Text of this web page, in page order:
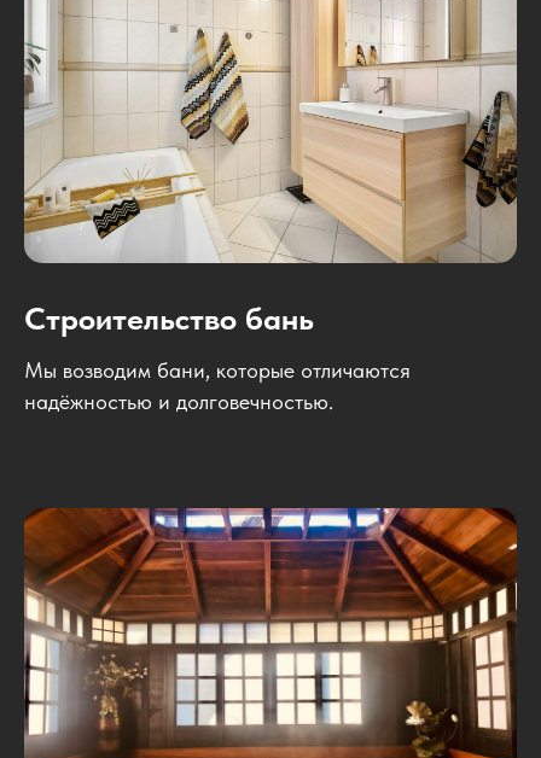
Строительство бань
Мы возводим бани, которые отличаются
надёжностью и долговечностью.